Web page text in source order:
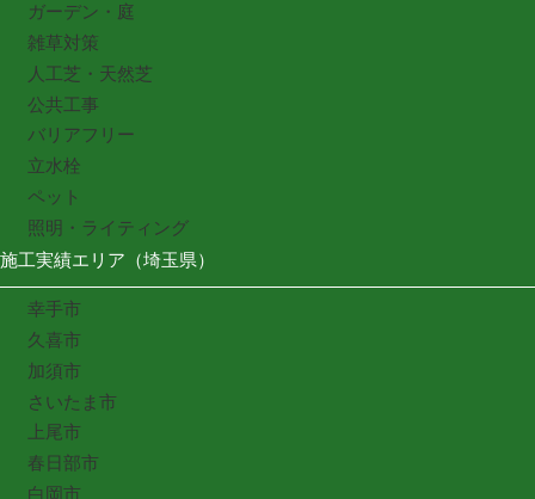
ガーデン・庭
雑草対策
人工芝・天然芝
公共工事
バリアフリー
立水栓
ペット
照明・ライティング
施工実績エリア（埼玉県）
幸手市
久喜市
加須市
さいたま市
上尾市
春日部市
白岡市